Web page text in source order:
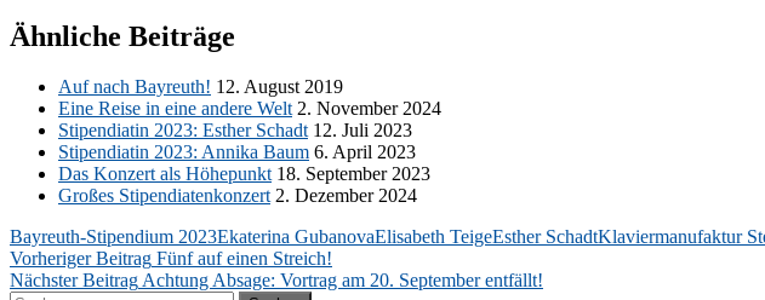
Ähnliche Beiträge
Auf nach Bay­reuth! 12. Au­gust 2019
Eine Rei­se in eine an­de­re Welt2. No­vem­ber 2024
Sti­pen­dia­tin 2023: Es­ther Schadt12. Juli 2023
Sti­pen­dia­tin 2023: An­ni­ka Baum 6. April 2023
Das Kon­zert als Hö­he­punkt18. Sep­tem­ber 2023
Gro­ßes Sti­pen­dia­ten­kon­zert2. De­zem­ber 2024
Bayreuth-Stipendium 2023Ekaterina GubanovaElisabeth TeigeEsther SchadtKlaviermanufaktur
Beitragsnavigation
Vorheriger Beitrag Fünf auf einen Streich!
Nächster BeitragAchtung Absage: Vortrag am 20. September entfällt!